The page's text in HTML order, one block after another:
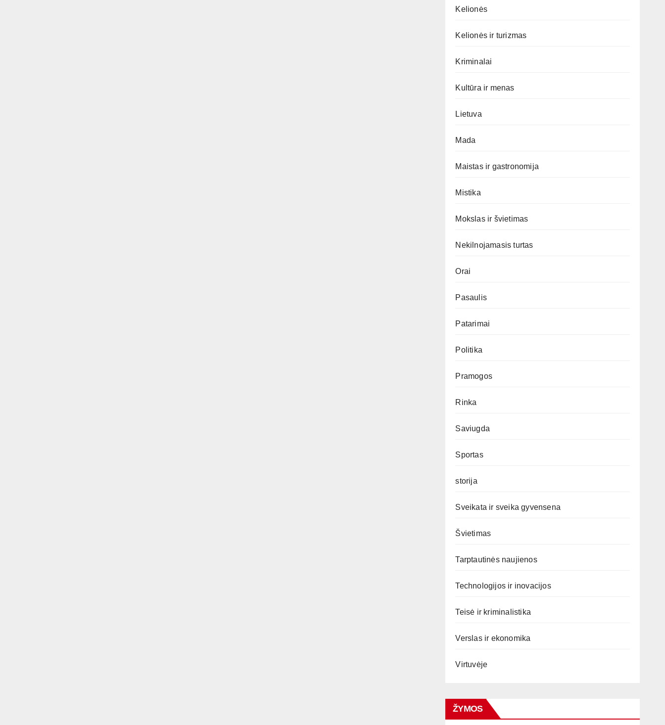
Kelionės
Kelionės ir turizmas
Kriminalai
Kultūra ir menas
Lietuva
Mada
Maistas ir gastronomija
Mistika
Mokslas ir švietimas
Nekilnojamasis turtas
Orai
Pasaulis
Patarimai
Politika
Pramogos
Rinka
Saviugda
Sportas
storija
Sveikata ir sveika gyvensena
Švietimas
Tarptautinės naujienos
Technologijos ir inovacijos
Teisė ir kriminalistika
Verslas ir ekonomika
Virtuvėje
ŽYMOS